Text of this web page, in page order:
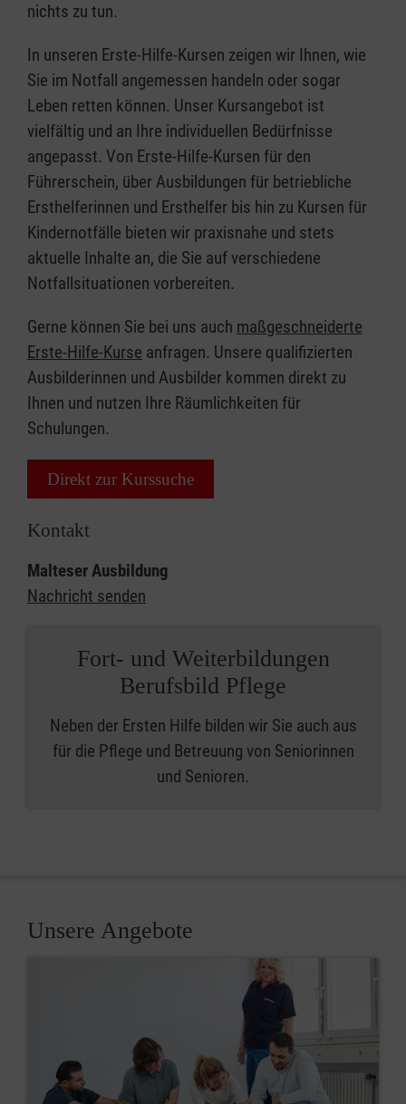
nichts zu tun.
In unseren Erste-Hilfe-Kursen zeigen wir Ihnen, wie
Sie im Notfall angemessen handeln oder sogar
Leben retten können. Unser Kursangebot ist
vielfältig und an Ihre individuellen Bedürfnisse
angepasst. Von Erste-Hilfe-Kursen für den
Führerschein, über Ausbildungen für betriebliche
Ersthelferinnen und Ersthelfer bis hin zu Kursen für
Kindernotfälle bieten wir praxisnahe und stets
aktuelle Inhalte an, die Sie auf verschiedene
Notfallsituationen vorbereiten.
Gerne können Sie bei uns auch maßgeschneiderte
Erste-Hilfe-Kurse anfragen. Unsere qualifizierten
Ausbilderinnen und Ausbilder kommen direkt zu
Ihnen und nutzen Ihre Räumlichkeiten für
Schulungen.
Direkt zur Kurssuche
Kontakt
Malteser Ausbildung
Nachricht senden
Fort- und Weiterbildungen
Berufsbild Pflege
Neben der Ersten Hilfe bilden wir Sie auch aus
für die Pflege und Betreuung von Seniorinnen
und Senioren.
Unsere Angebote